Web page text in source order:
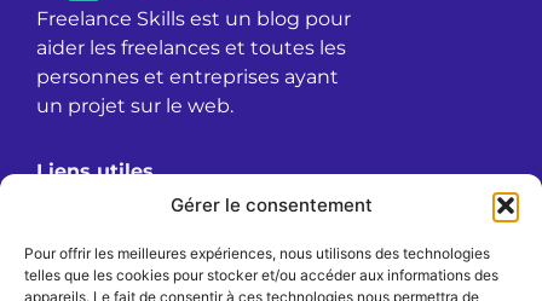
Gérer le consentement
Pour offrir les meilleures expériences, nous utilisons des technologies
telles que les cookies pour stocker et/ou accéder aux informations des
appareils. Le fait de consentir à ces technologies nous permettra de
Freelance Skills est un blog pour
aider les freelances et toutes les
personnes et entreprises ayant
un projet sur le web.
Liens utiles
Confidentialité
Mentions légales